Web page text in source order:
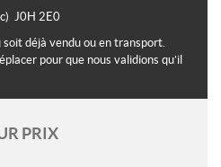
J0H 2E0
soit déjà vendu ou en transport.
pour que nous validions qu’il
PRIX